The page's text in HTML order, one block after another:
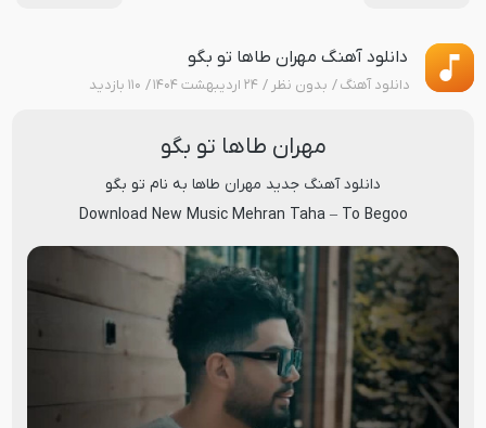
دانلود آهنگ مهران طاها تو بگو
دانلود آهنگ بدون نظر ۲۴ اردیبهشت ۱۴۰۴ ۱۱۰ بازدید
مهران طاها تو بگو
دانلود آهنگ جدید مهران طاها به نام تو بگو
Download New Music Mehran Taha– To Begoo